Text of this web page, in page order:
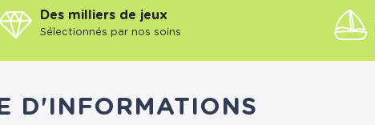
Des milliers de jeux
Sélectionnés par nos soins
D'INFORMATIONS